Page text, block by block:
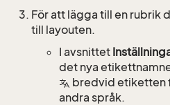
För att lägga till en rubrik
till layouten.
I avsnittet
det nya
bredvid etiketten
andra språk.